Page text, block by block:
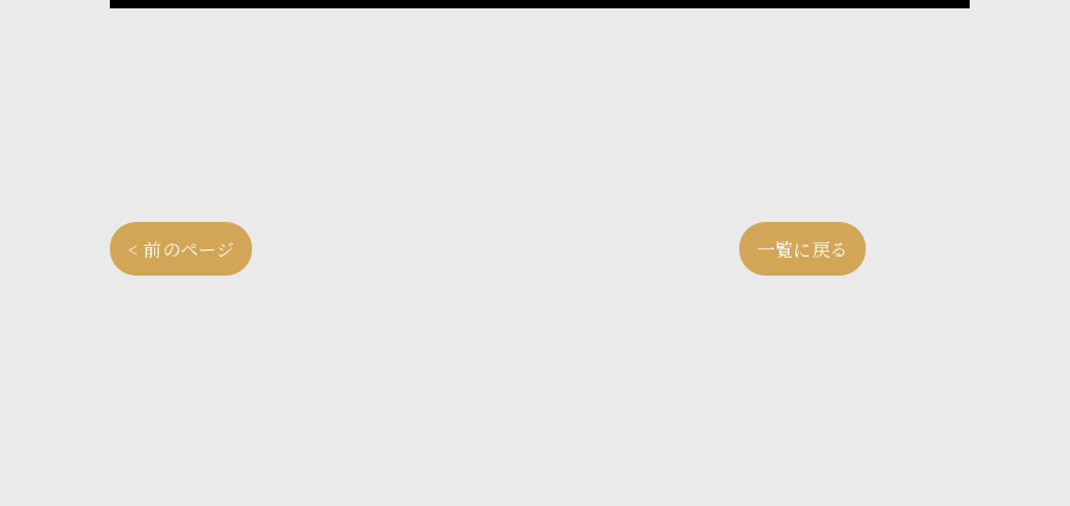
< 前のページ 一覧に戻る